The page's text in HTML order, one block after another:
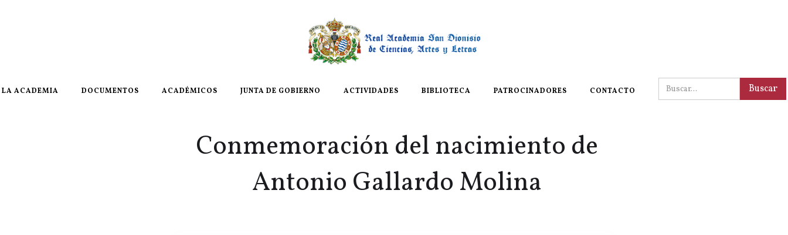
LA ACADEMIA DOCUMENTOS ACADÉMICOS JUNTA DE GOBIERNO ACTIVIDADES BIBLIOTECA PATROCINADORES CONTACTO
Conmemoración del nacimiento de
Antonio Gallardo Molina